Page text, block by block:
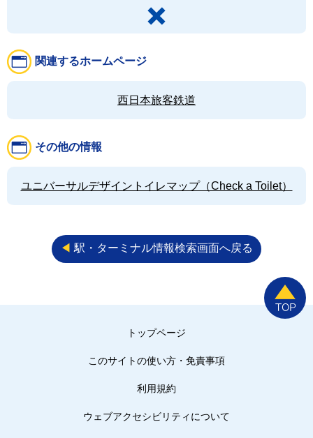
関連するホームページ
西日本旅客鉄道
その他の情報
ユニバーサルデザイントイレマップ（Check a Toilet）
◀︎ 駅・ターミナル情報検索画面へ戻る
トップページ
このサイトの使い方・免責事項
利用規約
ウェブアクセシビリティについて